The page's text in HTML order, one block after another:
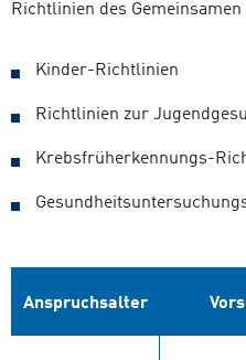
Richtlinien des
Kinder-Richtlinien
Richtlinien zur
Krebsfrüherkennungs-
Anspruchsalter